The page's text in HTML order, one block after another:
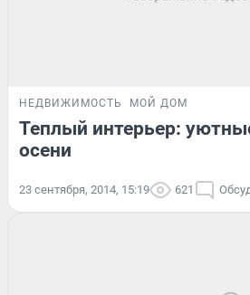
НЕДВИЖИМОСТЬ МОЙ ДОМ
Теплый интерьер:
осени
23 сентября, 2014, 15:19 621